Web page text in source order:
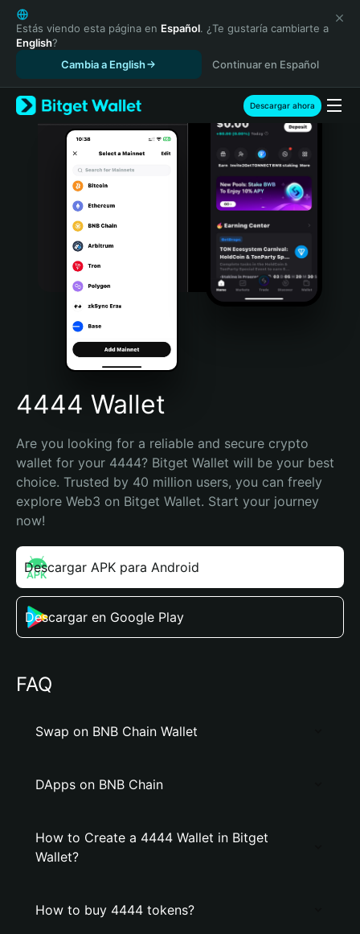
English
日本語
Tiếng Việt
Español (Latinoamérica)
Türkçe
Italiano
Português (Portugal)
Bahasa Indonesia
Português (Brasil)
Español (Argentina)
Estás viendo esta página en Español. ¿Te gustaría cambiarte a
English?
Cambia a English
Continuar en Español
Descargar ahora
4444 Wallet
Are you looking for a reliable and secure crypto
wallet for your 4444? Bitget Wallet will be your best
choice. Trusted by 40 million users, you can freely
explore Web3 on Bitget Wallet. Start your journey
now!
Descargar APK para Android
Descargar en Google Play
FAQ
Swap on BNB Chain Wallet
DApps on BNB Chain
How to Create a 4444 Wallet in Bitget
Wallet?
How to buy 4444 tokens?